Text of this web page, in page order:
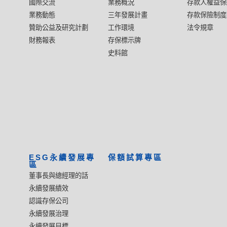
國際交流
業務動態
贊助公益及研究計劃
財務報表
業務概況
三年發展計畫
工作環境
存保標示牌
史料館
存款人權益
存款保險制
法令規章
ESG永續發展專
區
董事長與總經理的話
永續發展績效
認識存保公司
永續發展治理
保額試算專區